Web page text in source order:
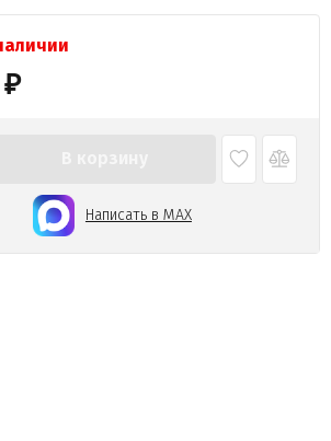
₽
Написать в MAX